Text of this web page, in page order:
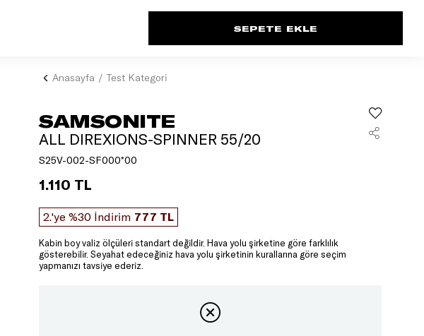
Anasayfa Test Kategori
SAMSONITE
ALL DIREXIONS-SPINNER 55/20
S25V-002-SF000*00
1.110 TL
2.'ye %30 İndirim 777 TL
Kabin boy valiz ölçüleri standart değildir. Hava yolu şirketine göre farklılık
gösterebilir. Seyahat edeceğiniz hava yolu şirketinin kurallarına göre seçim
yapmanızı tavsiye ederiz.